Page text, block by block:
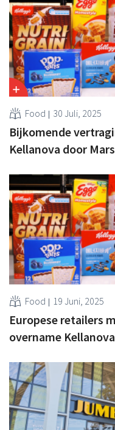
Food 30 Juli, 2025
Bijkomende
Kellanova door Mars
Food 19 Juni, 2025
Europese retailers
overname